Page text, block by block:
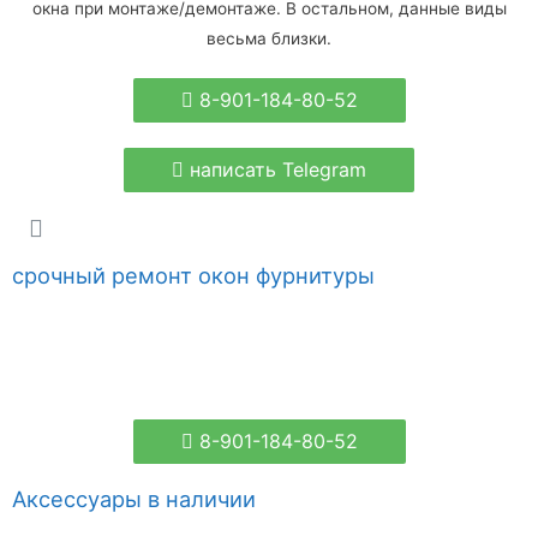
окна при монтаже/демонтаже. В остальном, данные виды
весьма близки.
8-901-184-80-52
написать Telegram
Аксессуары в наличии
срочный ремонт окон фурнитуры
8-901-184-80-52